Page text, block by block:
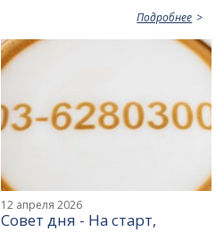
Подробнее
12 апреля 2026
Совет дня - На старт,